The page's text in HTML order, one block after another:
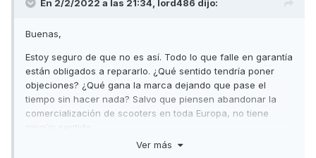
En 2/2/2022 a las 21:34, lord486 dijo:
Buenas,
Estoy seguro de que no es así. Todo lo que falle en garantía
están obligados a repararlo. ¿Qué sentido tendría poner
objeciones? ¿Qué gana la marca dejando que pase el
tiempo sin hacer nada? Salvo que piensen abandonar la
comercialización de scooters en toda Europa, no tiene
ningún sentido.
Ver más